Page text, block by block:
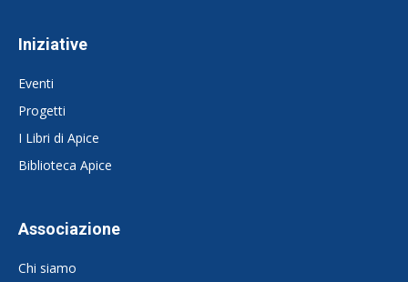
Iniziative
Eventi
Progetti
I Libri di Apice
Biblioteca Apice
Associazione
Chi siamo